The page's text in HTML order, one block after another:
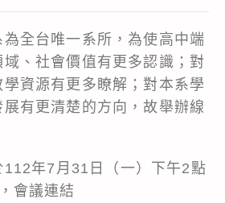
全台唯一系所，為使高中端
、社會價值有更多認識；對
資源有更多瞭解；對本系學
有更清楚的方向，故舉辦線
112年7月31日（一）下午2點
會議連結